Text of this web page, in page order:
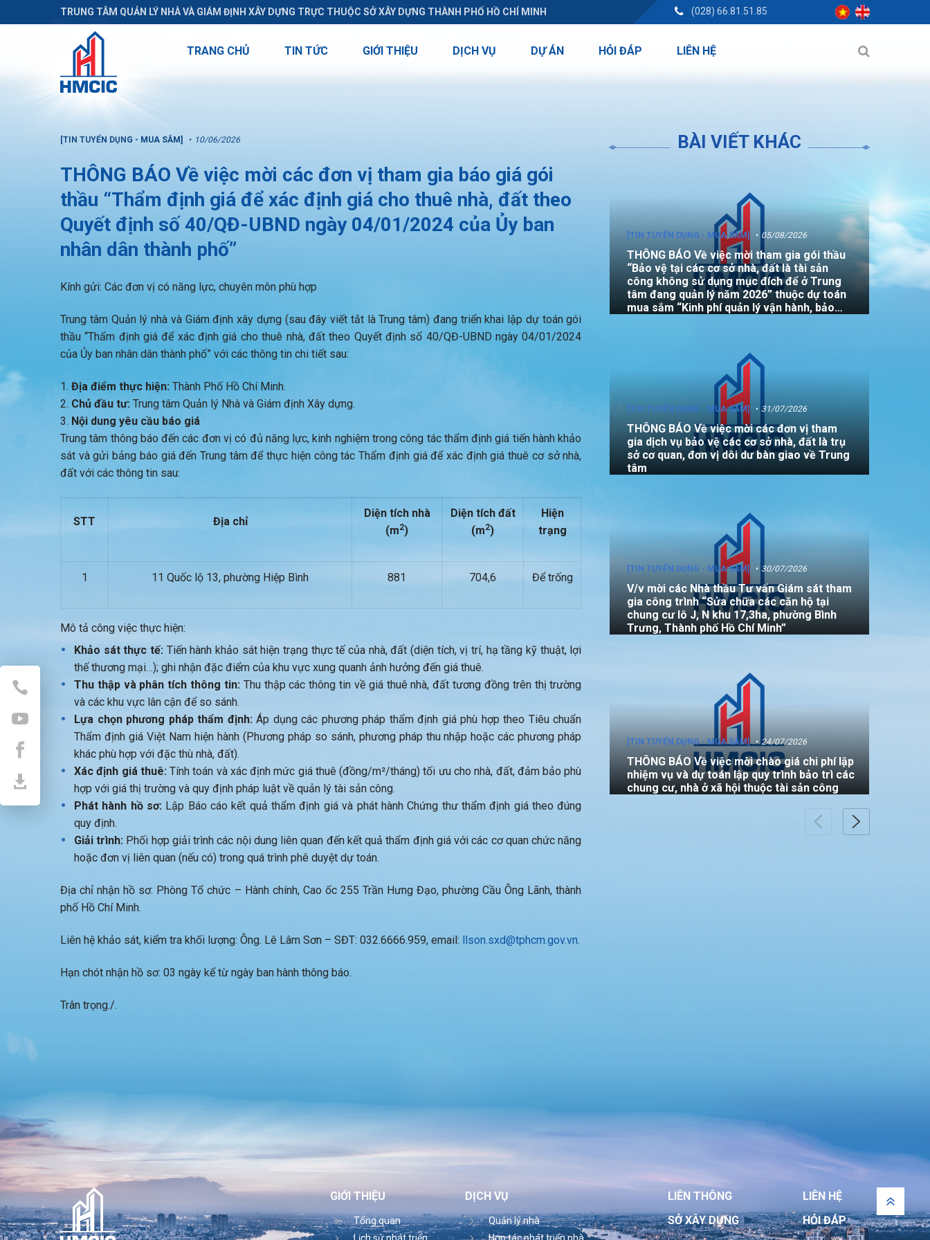
TRUNG TÂM QUẢN LÝ NHÀ VÀ GIÁM ĐỊNH XÂY DỰNG TRỰC THUỘC SỞ XÂY DỰNG THÀNH PHỐ HỒ CHÍ MINH (028) 66.81.51.85
TRANG CHỦ TIN TỨC GIỚI THIỆU DỊCH VỤ DỰ ÁN HỎI ĐÁP LIÊN HỆ
[TIN TUYỂN DỤNG - MUA SẮM] 10/06/2026
THÔNG BÁO Về việc mời các đơn vị tham gia báo giá gói
thầu “Thẩm định giá để xác định giá cho thuê nhà, đất theo
Quyết định số 40/QĐ-UBND ngày 04/01/2024 của Ủy ban
nhân dân thành phố”
Kính gửi: Các đơn vị có năng lực, chuyên môn phù hợp
Trung tâm Quản lý nhà và Giám định xây dựng (sau đây viết tắt là Trung tâm) đang triển khai lập dự toán gói
thầu “Thẩm định giá để xác định giá cho thuê nhà, đất theo Quyết định số 40/QĐ-UBND ngày 04/01/2024
của Ủy ban nhân dân thành phố” với các thông tin chi tiết sau:
Địa điểm thực hiện: Thành Phố Hồ Chí Minh.
Chủ đầu tư: Trung tâm Quản lý Nhà và Giám định Xây dựng.
Nội dung yêu cầu báo giá
Trung tâm thông báo đến các đơn vị có đủ năng lực, kinh nghiệm trong công tác thẩm định giá tiến hành khảo
sát và gửi bảng báo giá đến Trung tâm để thực hiện công tác Thẩm định giá để xác định giá thuê cơ sở nhà,
đất với các thông tin sau:
STT Địa chỉ
Diện tíchnhà
(m2)
Diện tíchđất
(m2)
Hiện
trạng
1 11 Quốc lộ 13, phường Hiệp Bình 881 704,6 Để trống
Mô tả công việc thực hiện:
Khảo sát thực tế: Tiến hành khảo sát hiện trạng thực tế của nhà, đất (diện tích, vị trí, hạ tầng kỹ thuật, lợi
thế thương mại…); ghi nhận đặc điểm của khu vực xung quanh ảnh hưởng đến giá thuê.
Thu thập và phân tích thông tin:Thu thập các thông tin về giá thuê nhà, đất tương đồng trên thị trường
và các khu vực lân cận để so sánh.
Lựa chọn phương pháp thẩm định:Áp dụng các phương pháp thẩm định giá phù hợp theo Tiêu chuẩn
Thẩm định giá Việt Nam hiện hành (Phương pháp so sánh, phương pháp thu nhập hoặc các phương pháp
khác phù hợp với đặc thù nhà, đất).
Xác định giá thuê:Tính toán và xác định mức giá thuê (đồng/m²/tháng) tối ưu cho nhà, đất, đảm bảo phù
hợp với giá thị trường và quy định pháp luật về quản lý tài sản công.
Phát hành hồ sơ: Lập Báo cáo kết quả thẩm định giá và phát hành Chứng thư thẩm định giá theo đúng
quy định.
Giải trình: Phối hợp giải trình các nội dung liên quan đến kết quả thẩm định giá với các cơ quan chức năng
hoặc đơn vị liên quan (nếu có) trong quá trình phê duyệt dự toán.
Địa chỉ nhận hồ sơ: Phòng Tổ chức – Hành chính, Cao ốc 255 Trần Hưng Đạo, phường Cầu Ông Lãnh, thành
phố Hồ Chí Minh.
Liên hệ khảo sát, kiểm tra khối lượng: Ông. Lê Lâm Sơn – SĐT: 032.6666.959, email: llson.sxd@tphcm.gov.vn.
Hạn chót nhận hồ sơ: 03 ngày kể từ ngày ban hành thông báo.
Trân trọng./.
BÀI VIẾT KHÁC
[TIN TUYỂN DỤNG - MUA SẮM] 05/08/2026
THÔNG BÁO Về việc mời tham gia gói thầu
“Bảo vệ tại các cơ sở nhà, đất là tài sản
công không sử dụng mục đích để ở Trung
tâm đang quản lý năm 2026” thuộc dự toán
mua sắm “Kinh phí quản lý vận hành, bảo
[TIN TUYỂN DỤNG - MUA SẮM] 31/07/2026
THÔNG BÁO Về việc mời các đơn vị tham
gia dịch vụ bảo vệ các cơ sở nhà, đất là trụ
sở cơ quan, đơn vị dôi dư bàn giao về Trung
tâm
[TIN TUYỂN DỤNG - MUA SẮM] 30/07/2026
V/v mời các Nhà thầu Tư vấn Giám sát tham
gia công trình “Sửa chữa các căn hộ tại
chung cư lô J, N khu 17,3ha, phường Bình
Trưng, Thành phố Hồ Chí Minh”
[TIN TUYỂN DỤNG - MUA SẮM] 24/07/2026
THÔNG BÁO Về việc mời chào giá chi phí lập
nhiệm vụ và dự toán lập quy trình bảo trì các
chung cư, nhà ở xã hội thuộc tài sản công
GIỚI THIỆU
Tổng quan
DỊCH VỤ
Quản lý nhà
LIÊN THÔNG
SỞ XÂY DỰNG
LIÊN HỆ
HỎI ĐÁP